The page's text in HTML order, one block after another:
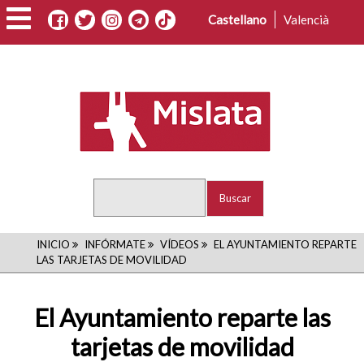
Pasar
al
contenido
Castellano Valencià
RUTA
DE
NAVEGACIÓN
INICIO INFÓRMATE VÍDEOS
EL AYUNTAMIENTO REPARTE
LAS TARJETAS DE MOVILIDAD
El Ayuntamiento reparte las
tarjetas de movilidad